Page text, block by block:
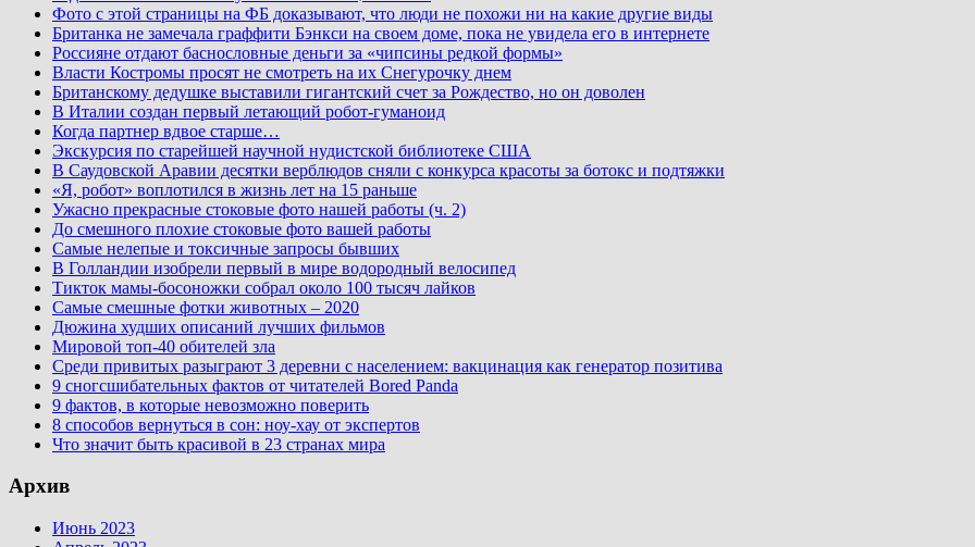
Фото с этой страницы на ФБ доказывают, что люди не похожи ни на какие другие виды
Британка не замечала граффити Бэнкси на своем доме, пока не увидела его в интернете
Россияне отдают баснословные деньги за «чипсины редкой формы»
Власти Костромы просят не смотреть на их Снегурочку днем
Британскому дедушке выставили гигантский счет за Рождество, но он доволен
В Италии создан первый летающий робот-гуманоид
Когда партнер вдвое старше…
Экскурсия по старейшей научной нудистской библиотеке США
В Саудовской Аравии десятки верблюдов сняли с конкурса красоты за ботокс и подтяжки
«Я, робот» воплотился в жизнь лет на 15 раньше
Ужасно прекрасные стоковые фото нашей работы (ч. 2)
До смешного плохие стоковые фото вашей работы
Самые нелепые и токсичные запросы бывших
В Голландии изобрели первый в мире водородный велосипед
Тикток мамы-босоножки собрал около 100 тысяч лайков
Самые смешные фотки животных – 2020
Дюжина худших описаний лучших фильмов
Мировой топ-40 обителей зла
Среди привитых разыграют 3 деревни с населением: вакцинация как генератор позитива
9 сногсшибательных фактов от читателей Bored Panda
9 фактов, в которые невозможно поверить
8 способов вернуться в сон: ноу-хау от экспертов
Что значит быть красивой в 23 странах мира
Архив
Июнь 2023